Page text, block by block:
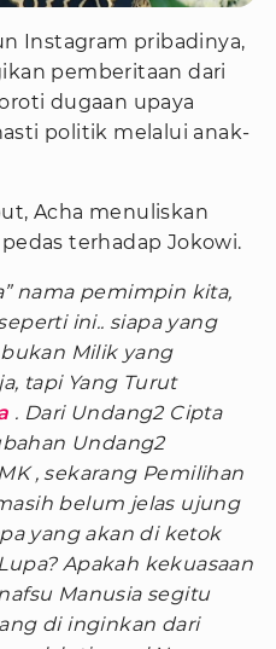
Instagram pribadinya,
pemberitaan dari
dugaan upaya
politik melalui anak-
Acha menuliskan
terhadap Jokowi.
nama pemimpin kita,
ini.. siapa yang
Milik yang
tapi Yang Turut
. Dari Undang2 Cipta
Undang2
, sekarang Pemilihan
belum jelas ujung
yang akan di ketok
Apakah kekuasaan
Manusia segitu
di inginkan dari